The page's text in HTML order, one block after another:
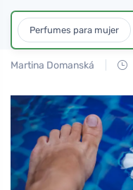
Perfumes para mujer
Martina Domanská